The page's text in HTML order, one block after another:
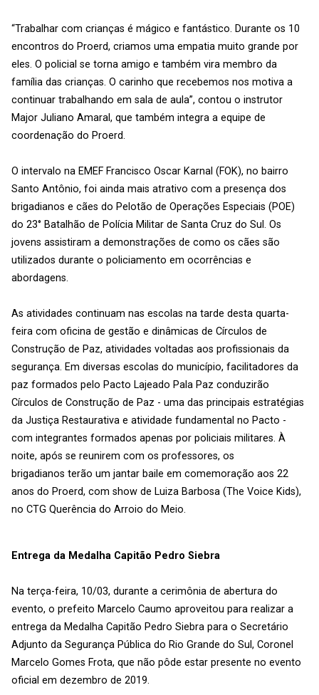
“Trabalhar com crianças é mágico e fantástico. Durante os 10
encontros do Proerd, criamos uma empatia muito grande por
eles. O policial se torna amigo e também vira membro da
família das crianças. O carinho que recebemos nos motiva a
continuar trabalhando em sala de aula”, contou o instrutor
Major Juliano Amaral, que também integra a equipe de
coordenação do Proerd.
O intervalo na EMEF Francisco Oscar Karnal (FOK), no bairro
Santo Antônio, foi ainda mais atrativo com a presença dos
brigadianos e cães do Pelotão de Operações Especiais (POE)
do 23° Batalhão de Polícia Militar de Santa Cruz do Sul. Os
jovens assistiram a demonstrações de como os cães são
utilizados durante o policiamento em ocorrências e
abordagens.
As atividades continuam nas escolas na tarde desta quarta-
feira com oficina de gestão e dinâmicas de Círculos de
Construção de Paz, atividades voltadas aos profissionais da
segurança. Em diversas escolas do município, facilitadores da
paz formados pelo Pacto Lajeado Pala Paz conduzirão
Círculos de Construção de Paz - uma das principais estratégias
da Justiça Restaurativa e atividade fundamental no Pacto -
com integrantes formados apenas por policiais militares. À
noite, após se reunirem com os professores, os
brigadianos terão um jantar baile em comemoração aos 22
anos do Proerd, com show de Luiza Barbosa (The Voice Kids),
no CTG Querência do Arroio do Meio.
Entrega da Medalha Capitão Pedro Siebra
Na terça-feira, 10/03, durante a cerimônia de abertura do
evento, o prefeito Marcelo Caumo aproveitou para realizar a
entrega da Medalha Capitão Pedro Siebra para o Secretário
Adjunto da Segurança Pública do Rio Grande do Sul, Coronel
Marcelo Gomes Frota, que não pôde estar presente no evento
oficial em dezembro de 2019.